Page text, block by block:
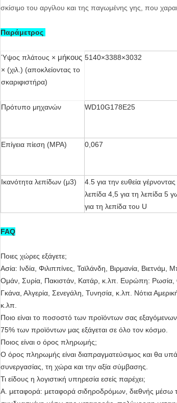
σκίσιμο του αργίλου και της παγωμένης γης, που
Παράμετρος
Ύψος πλάτους × μήκους
× (χιλ.) (αποκλείοντας το
σκαριφιστήρα)
5140×3388×3032
Πρότυπο μηχανών WD10G178E25
Επίγεια πίεση (MPA) 0,067
Ικανότητα λεπίδων (μ3)
4.5 για την ευθεία γέρνοντας
λεπίδα 4,5 για τη λεπίδα 5
για τη λεπίδα του U
FAQ
Ποιες χώρες εξάγετε;
Ασία: Ινδία, Φιλιππίνες, Ταϊλάνδη, Βιρμανία,
Ομάν, Συρία, Πακιστάν, Κατάρ, κ.λπ. Ευρώπη: Ρωσία,
Γκάνα, Αλγερία, Σενεγάλη, Τυνησία, κ.λπ. Νότια
κ.λπ.
Ποιο είναι το ποσοστό των προϊόντων σας
75% των προϊόντων μας εξάγεται σε όλο τον κόσμο.
Ποιος είναι ο όρος πληρωμής;
Ο όρος πληρωμής είναι διαπραγματεύσιμος και θα
συνεργασίας, τη χώρα και την αξία σύμβασης.
Τι είδους η λογιστική υπηρεσία εσείς παρέχει;
Α. μεταφορά: μεταφορά σιδηροδρόμων, διεθνής